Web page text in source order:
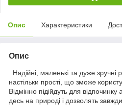
Опис Характеристики
Опис
Надійні, маленькі та дуже зручні
настільки прості, що зможе
Відмінно підійдуть для
десь на природі і дозволять